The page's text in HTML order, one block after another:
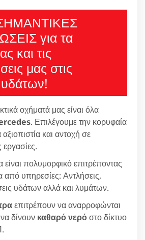
για τα
και τις
μας στις
υδάτων!
οχήματά μας είναι όλα
. Επιλέγουμε την κορυφαία
αξιοπιστία και αντοχή σε
εργασίες.
πολυμορφικό επιτρέποντας
από υπηρεσίες: Αντλήσεις,
υδάτων αλλά και λυμάτων.
επιτρέπουν να αναρροφώνται
δίνουν καθαρό νερόστο δίκτυο